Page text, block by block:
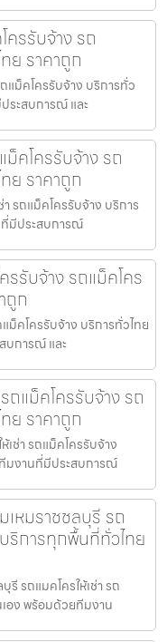
ครรับจ้าง รถ
ย ราคาถูก
แม็คโครรับจ้าง บริการทั่ว
ระสบการณ์ และ
ม็คโครรับจ้าง รถ
ย ราคาถูก
า รถแม็คโครรับจ้าง บริการ
ที่มีประสบการณ์
รับจ้าง รถแม็คโคร
ถูก
ม็คโครรับจ้าง บริการทั่วไทย
บการณ์ และ
ถแม็คโครรับจ้าง รถ
ย ราคาถูก
เช่า รถแม็คโครรับจ้าง
มงานที่มีประสบการณ์
หมราชชลบุรี รถ
บริการทุกพื้นที่ทั่วไทย
รถแมคโครให้เช่า รถ
เอง พร้อมด้วยทีมงาน